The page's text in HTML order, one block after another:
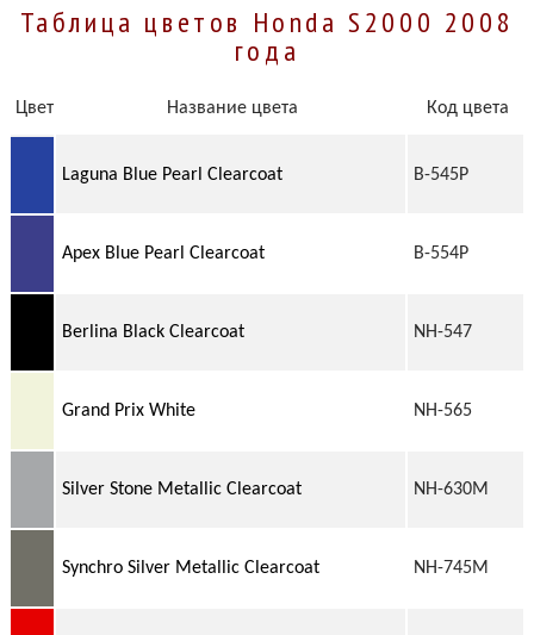
Таблица цветов Honda S2000 2008
года
Цвет Название цвета Код цвета
Laguna Blue Pearl Clearcoat B-545P
Apex Blue Pearl Clearcoat B-554P
Berlina Black Clearcoat NH-547
Grand Prix White NH-565
Silver Stone Metallic Clearcoat NH-630M
Synchro Silver Metallic Clearcoat NH-745M